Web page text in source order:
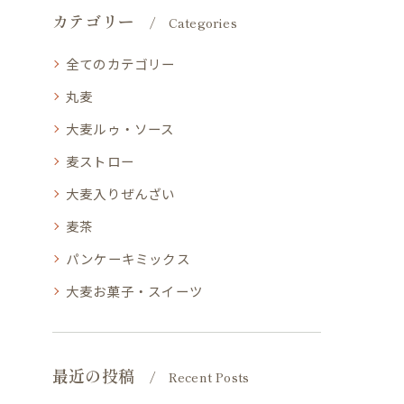
カテゴリー Categories
全てのカテゴリー
丸麦
大麦ルゥ・ソース
麦ストロー
大麦入りぜんざい
麦茶
パンケーキミックス
大麦お菓子・スイーツ
最近の投稿 Recent Posts